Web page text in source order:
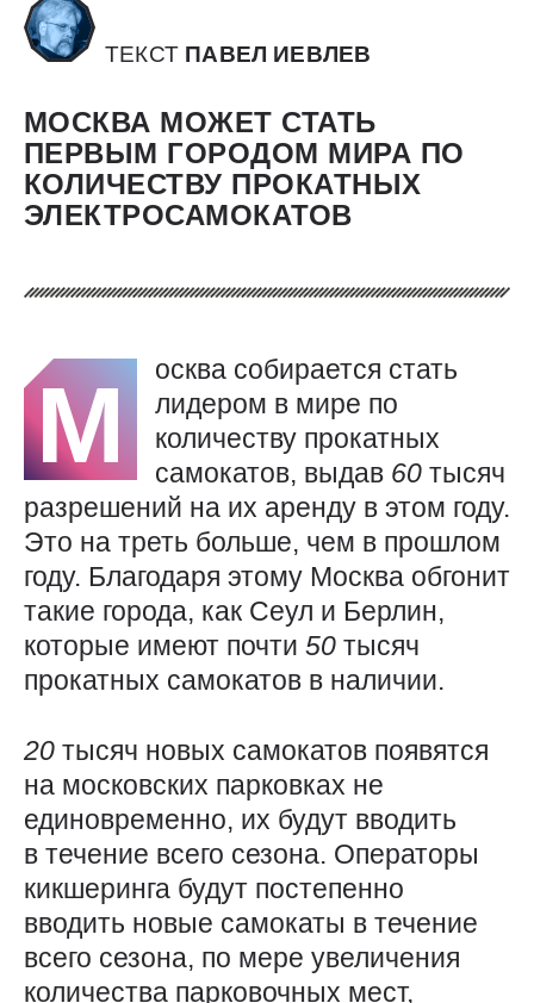
ТЕКСТ ПАВЕЛ ИЕВЛЕВ
МОСКВА МОЖЕТ СТАТЬ
ПЕРВЫМ ГОРОДОМ МИРА ПО
КОЛИЧЕСТВУ ПРОКАТНЫХ
ЭЛЕКТРОСАМОКАТОВ
М
осква собирается стать
лидером в мире по
количеству прокатных
самокатов, выдав 60 тысяч
разрешений на их аренду в этом году.
Это на треть больше, чем в прошлом
году. Благодаря этому Москва обгонит
такие города, как Сеул и Берлин,
которые имеют почти 50 тысяч
прокатных самокатов в наличии.
20 тысяч новых самокатов появятся
на московских парковках не
единовременно, их будут вводить
в течение всего сезона. Операторы
кикшеринга будут постепенно
вводить новые самокаты в течение
всего сезона, по мере увеличения
количества парковочных мест,